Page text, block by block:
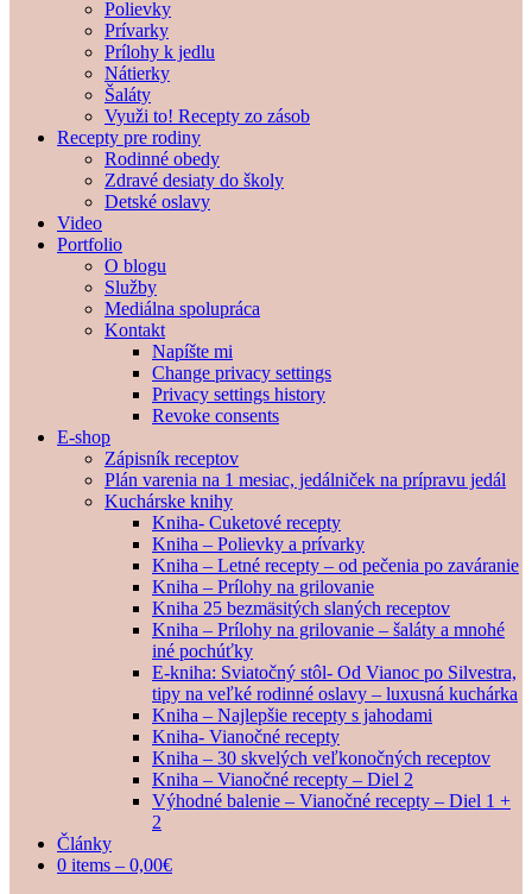
Polievky
Prívarky
Prílohy k jedlu
Nátierky
Šaláty
Využi to! Recepty zo zásob
Recepty pre rodiny
Rodinné obedy
Zdravé desiaty do školy
Detské oslavy
Video
Portfolio
O blogu
Služby
Mediálna spolupráca
Kontakt
Napíšte mi
Change privacy settings
Privacy settings history
Revoke consents
E-shop
Zápisník receptov
Plán varenia na 1 mesiac, jedálniček na prípravu jedál
Kuchárske knihy
Kniha- Cuketové recepty
Kniha – Polievky a prívarky
Kniha – Letné recepty – od pečenia po zaváranie
Kniha – Prílohy na grilovanie
Kniha 25 bezmäsitých slaných receptov
Kniha – Prílohy na grilovanie – šaláty a mnohé
iné pochúťky
E-kniha: Sviatočný stôl- Od Vianoc po Silvestra,
tipy na veľké rodinné oslavy – luxusná kuchárka
Kniha – Najlepšie recepty s jahodami
Kniha- Vianočné recepty
Kniha – 30 skvelých veľkonočných receptov
Kniha – Vianočné recepty – Diel 2
Výhodné balenie – Vianočné recepty – Diel 1 +
2
Články
0 items – 0,00€